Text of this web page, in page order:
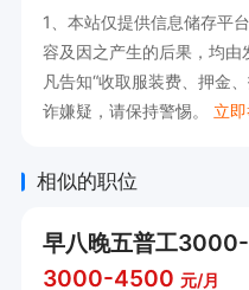
1、本站仅提供信息储存平
容及因之产生的后果，均由
凡告知“收取服装费、押金
诈嫌疑，请保持警惕。 立
相似的职位
早八晚五普工
3000-4500 元/月